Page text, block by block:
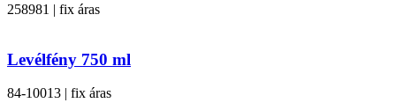
258981 | fix áras
Levélfény 750 ml
84-10013 | fix áras